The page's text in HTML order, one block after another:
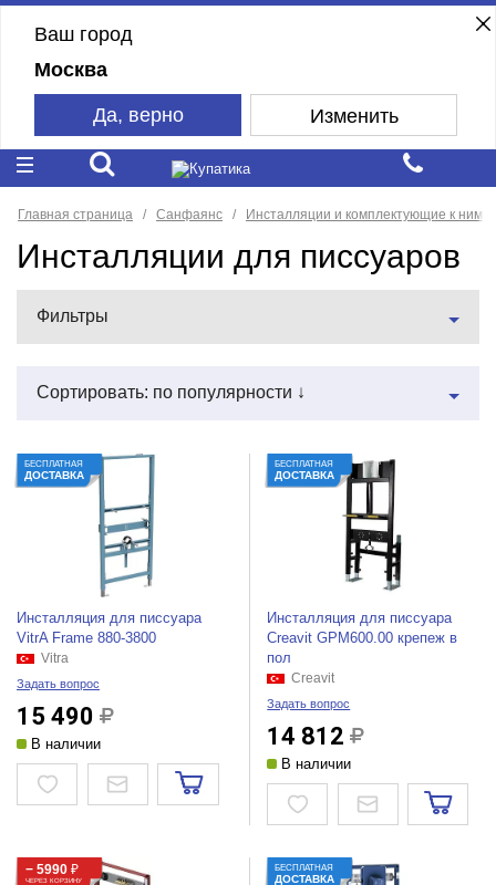
Ваш город
Москва
Да, верно Изменить
Главная страница Санфаянс Инсталляции и комплектующие к ним
Инсталляции для писсуаров
Фильтры
Сортировать: по популярности ↓
БЕСПЛАТНАЯ
ДОСТАВКА
Инсталляция для писсуара
VitrA Frame 880-3800
Vitra
Задать вопрос
15 490
В наличии
БЕСПЛАТНАЯ
ДОСТАВКА
Инсталляция для писсуара
Creavit GPM600.00 крепеж в
пол
Creavit
Задать вопрос
14 812
В наличии
− 5990 ₽
ЧЕРЕЗ КОРЗИНУ
БЕСПЛАТНАЯ
ДОСТАВКА